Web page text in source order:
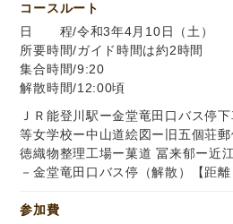
コースルート
日 程/令和3年4月10日（土）
所要時間/ガイド時間は約2時間
集合時間/9:20
解散時間/12:00頃
ＪＲ能登川駅ー金堂竜田口バス停
等女学校ー中山道絵図ー旧五個荘
徳織物整理工場ー菓道 冨来郁ー近
－金堂竜田口バス停（解散）【距離
参加費